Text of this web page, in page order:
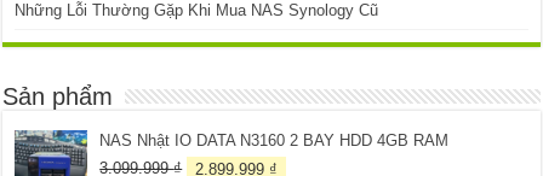
Những Lỗi Thường Gặp Khi Mua NAS Synology Cũ
Sản phẩm
NAS Nhật IO DATA N3160 2 BAY HDD 4GB RAM
3.099.999₫
Giá
2.899.999 ₫